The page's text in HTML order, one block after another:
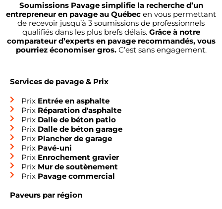
Soumissions Pavage simplifie la recherche d’un
entrepreneur en pavage au Québec en vous permettant
de recevoir jusqu’à 3 soumissions de professionnels
qualifiés dans les plus brefs délais. Grâce à notre
comparateur d’experts en pavage recommandés, vous
pourriez économiser gros.C’est sans engagement.
Services de pavage & Prix
Prix Entrée en asphalte
Prix Réparation d'asphalte
Prix Dalle de béton patio
Prix Dalle de béton garage
Prix Plancher de garage
Prix Pavé-uni
Prix Enrochement gravier
Prix Mur de soutènement
Prix Pavage commercial
Paveurs par région